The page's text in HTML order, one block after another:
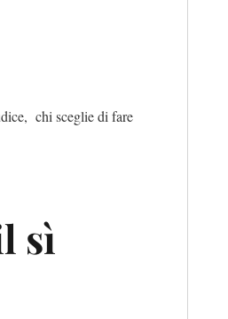
chi sceglie di fare
sì